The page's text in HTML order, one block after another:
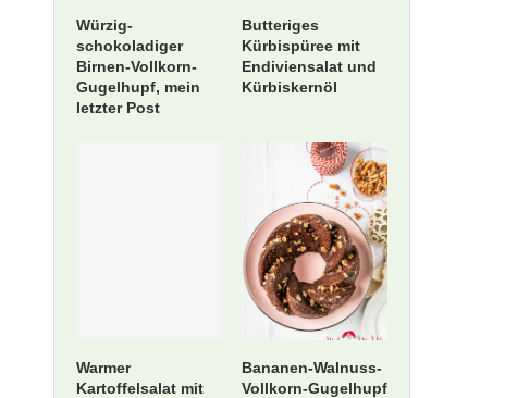
Würzig-
schokoladiger
Birnen-Vollkorn-
Gugelhupf, mein
letzter Post
Butteriges
Kürbispüree mit
Endiviensalat und
Kürbiskernöl
Warmer
Kartoffelsalat mit
Bananen-Walnuss-
Vollkorn-Gugelhupf